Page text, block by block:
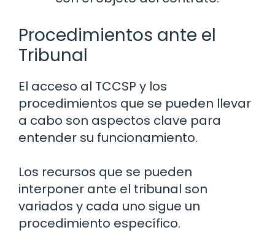
Procedimientos ante el
Tribunal
El acceso al TCCSP y los
procedimientos que se pueden llevar
a cabo son aspectos clave para
entender su funcionamiento.
Los recursos que se pueden
interponer ante el tribunal son
variados y cada uno sigue un
procedimiento específico.